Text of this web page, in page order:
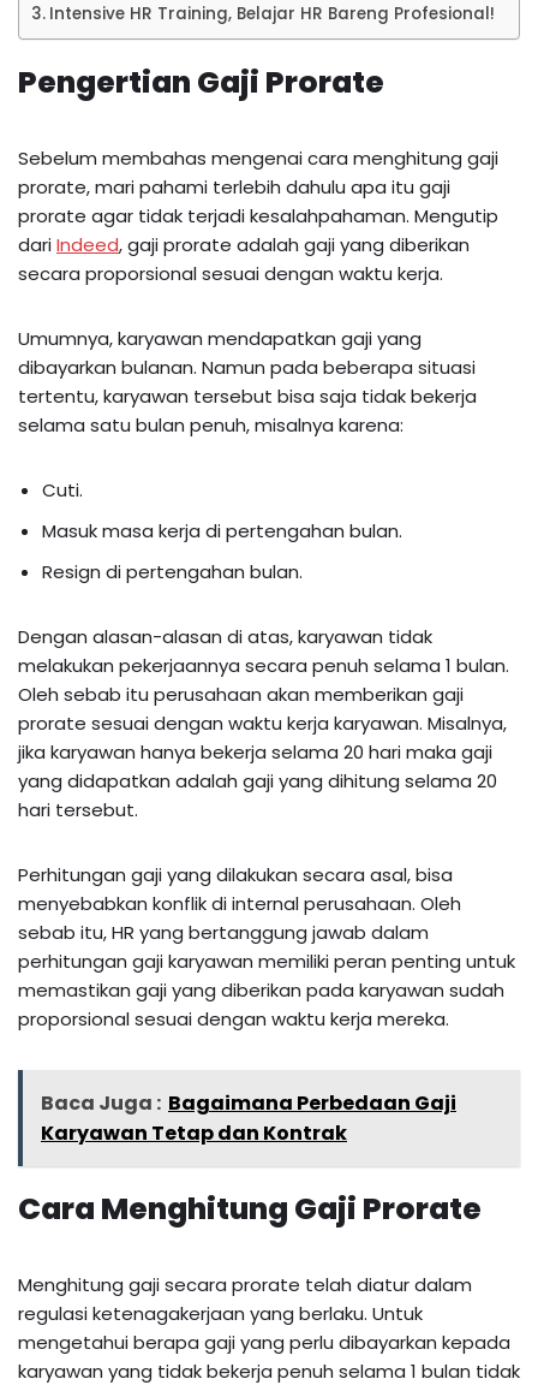
Intensive HR Training, Belajar HR Bareng Profesional!
Pengertian Gaji Prorate
Sebelum membahas mengenai cara menghitung gaji
prorate, mari pahami terlebih dahulu apa itu gaji
prorate agar tidak terjadi kesalahpahaman. Mengutip
dariIndeed, gaji prorate adalah gaji yang diberikan
secara proporsional sesuai dengan waktu kerja.
Umumnya, karyawan mendapatkan gaji yang
dibayarkan bulanan. Namun pada beberapa situasi
tertentu, karyawan tersebut bisa saja tidak bekerja
selama satu bulan penuh, misalnya karena:
Cuti.
Masuk masa kerja di pertengahan bulan.
Resign di pertengahan bulan.
Dengan alasan-alasan di atas, karyawan tidak
melakukan pekerjaannya secara penuh selama 1 bulan.
Oleh sebab itu perusahaan akan memberikan gaji
prorate sesuai dengan waktu kerja karyawan. Misalnya,
jika karyawan hanya bekerja selama 20 hari maka gaji
yang didapatkan adalah gaji yang dihitung selama 20
hari tersebut.
Perhitungan gaji yang dilakukan secara asal, bisa
menyebabkan konflik di internal perusahaan. Oleh
sebab itu, HR yang bertanggung jawab dalam
perhitungan gaji karyawan memiliki peran penting untuk
memastikan gaji yang diberikan pada karyawan sudah
proporsional sesuai dengan waktu kerja mereka.
Baca Juga : Bagaimana Perbedaan Gaji
Karyawan Tetap dan Kontrak
Cara Menghitung Gaji Prorate
Menghitung gaji secara prorate telah diatur dalam
regulasi ketenagakerjaan yang berlaku. Untuk
mengetahui berapa gaji yang perlu dibayarkan kepada
karyawan yang tidak bekerja penuh selama 1 bulan tidak